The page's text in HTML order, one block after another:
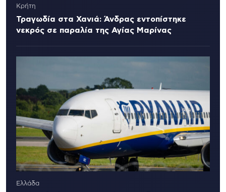
Κρήτη
Τραγωδία στα Χανιά: Άνδρας εντοπίστηκε
νεκρός σε παραλία της Αγίας Μαρίνας
Ελλάδα